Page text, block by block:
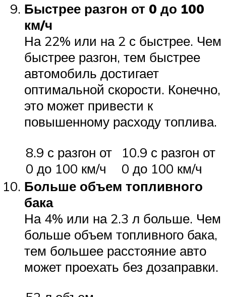
Быстрее разгон от 0 до 100
км/ч
На 22% или на 2 с быстрее. Чем
быстрее разгон, тем быстрее
автомобиль достигает
оптимальной скорости. Конечно,
это может привести к
повышенному расходу топлива.
8.9 с разгон от
0 до 100 км/ч
10.9 с разгон от
0 до 100 км/ч
Больше объем топливного
бака
На 4% или на 2.3 л больше. Чем
больше объем топливного бака,
тем большее расстояние авто
может проехать без дозаправки.